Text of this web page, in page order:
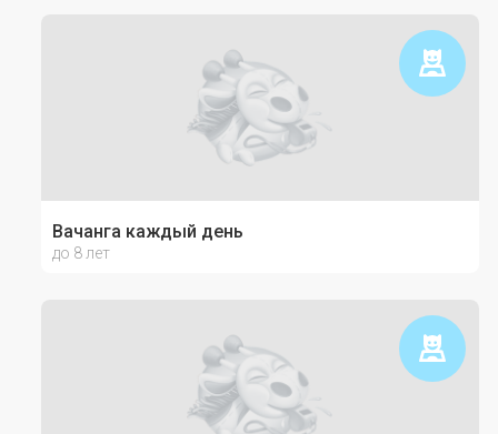
Вачанга каждый день
до 8 лет